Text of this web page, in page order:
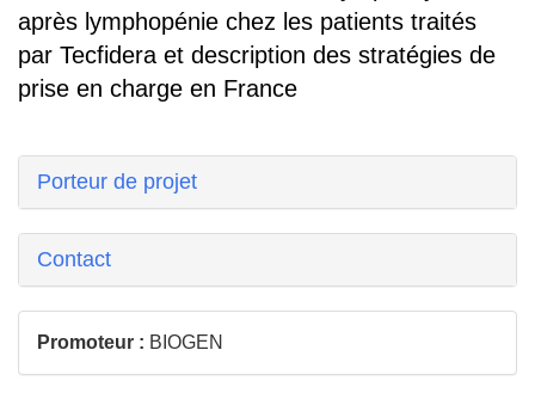
après lymphopénie chez les patients traités
par Tecfidera et description des stratégies de
prise en charge en France
Porteur de projet
Contact
Promoteur : BIOGEN